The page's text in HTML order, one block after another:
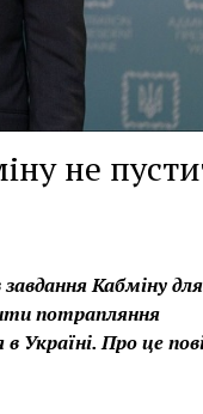
не
Кабміну для
потрапляння
Україні. Про це